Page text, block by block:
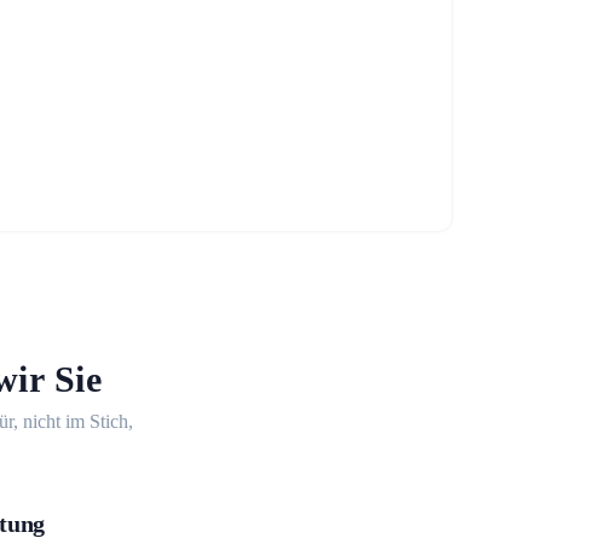
Sie
nicht im Stich,